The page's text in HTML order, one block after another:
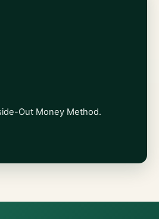
Out Money Method.